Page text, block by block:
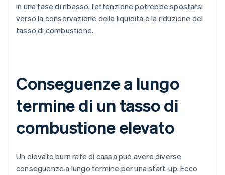
in una fase di ribasso, l'attenzione potrebbe spostarsi
verso la conservazione della liquidità e la riduzione del
tasso di combustione.
Conseguenze a lungo
termine di un tasso di
combustione elevato
Un elevato burn rate di cassa può avere diverse
conseguenze a lungo termine per una start-up. Ecco